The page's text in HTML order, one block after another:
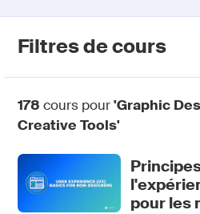
Filtres de cours
178 cours pour'Graphic
Creative Tools'
pour les